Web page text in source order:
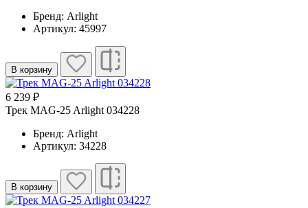
Бренд: Arlight
Артикул: 45997
В корзину
6 239 ₽
Трек MAG-25 Arlight 034228
Бренд: Arlight
Артикул: 34228
В корзину